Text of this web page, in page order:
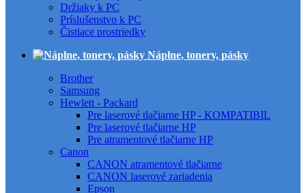
Držiaky k PC
Príslušenstvo k PC
Čistiace prostriedky
Náplne, tonery, pásky
Brother
Samsung
Hewlett - Packard
Pre laserové tlačiarne HP - KOMPATIBIL
Pre laserové tlačiarne HP
Pre atramentové tlačiarne HP
Canon
CANON atramentové tlačiarne
CANON laserové zariadenia
Epson